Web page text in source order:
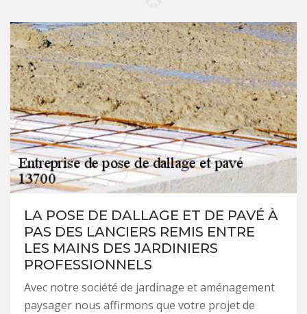
LA POSE DE DALLAGE ET DE PAVÉ À
PAS DES LANCIERS REMIS ENTRE
LES MAINS DES JARDINIERS
PROFESSIONNELS
Avec notre société de jardinage et aménagement
paysager nous affirmons que votre projet de